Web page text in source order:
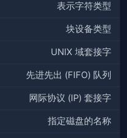
表示字符类型
块设备类型
UNIX 域套接字
先进先出 (FIFO) 队列
网际协议 (IP) 套接字
指定磁盘的名称